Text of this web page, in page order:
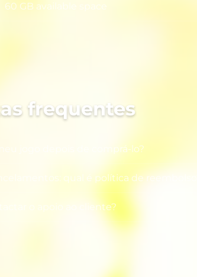
Disco
60 GB available space
frequentes
jogo depois de comprá-lo?
qual é política de reembolso?
o apoio ao cliente?